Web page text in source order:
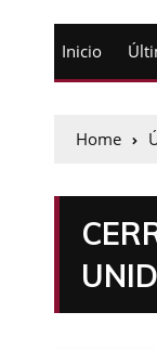
Inicio
Home